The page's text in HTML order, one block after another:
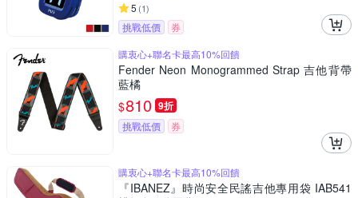
5 (1)
挑戰低價
券
購衷心+聯名卡最高10%回饋
Fender Neon Monogrammed Strap 吉他背帶
藍橘
$810 9折
挑戰低價 券
購衷心+聯名卡最高10%回饋
『IBANEZ』時尚安全民謠吉他專用袋 IAB541